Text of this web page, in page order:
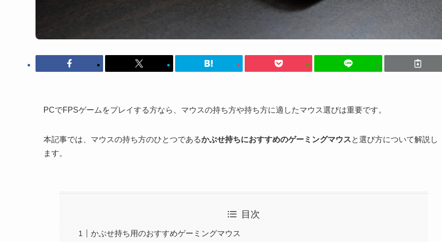
PCでFPSゲームをプレイする方なら、マウスの持ち方や持ち方に適したマウス選びは重要です。
本記事では、マウスの持ち方のひとつであるかぶせ持ちにおすすめのゲーミングマウスと選び方について解説し
ます。
目次
かぶせ持ち用のおすすめゲーミングマウス